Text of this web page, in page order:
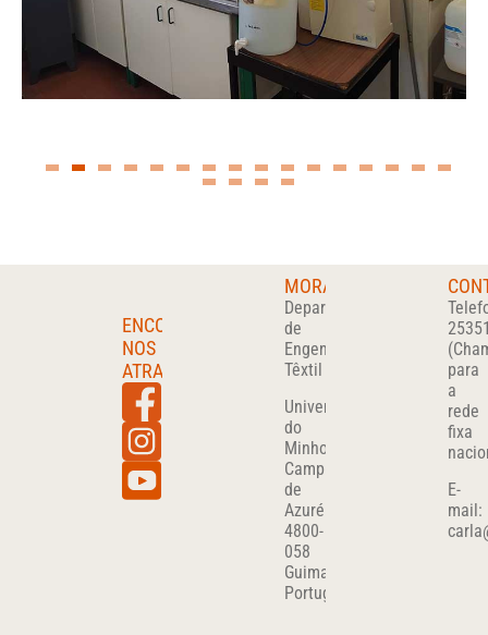
ENCONTRA-
NOS
ATRAVÉS
MORADA
Departamento
de
Engenharia
Têxtil
Universidade
do
Minho
Campus
de
Azurém
4800-
058
Guimarães
Portugal
para
a
rede
fixa
E-
mail: